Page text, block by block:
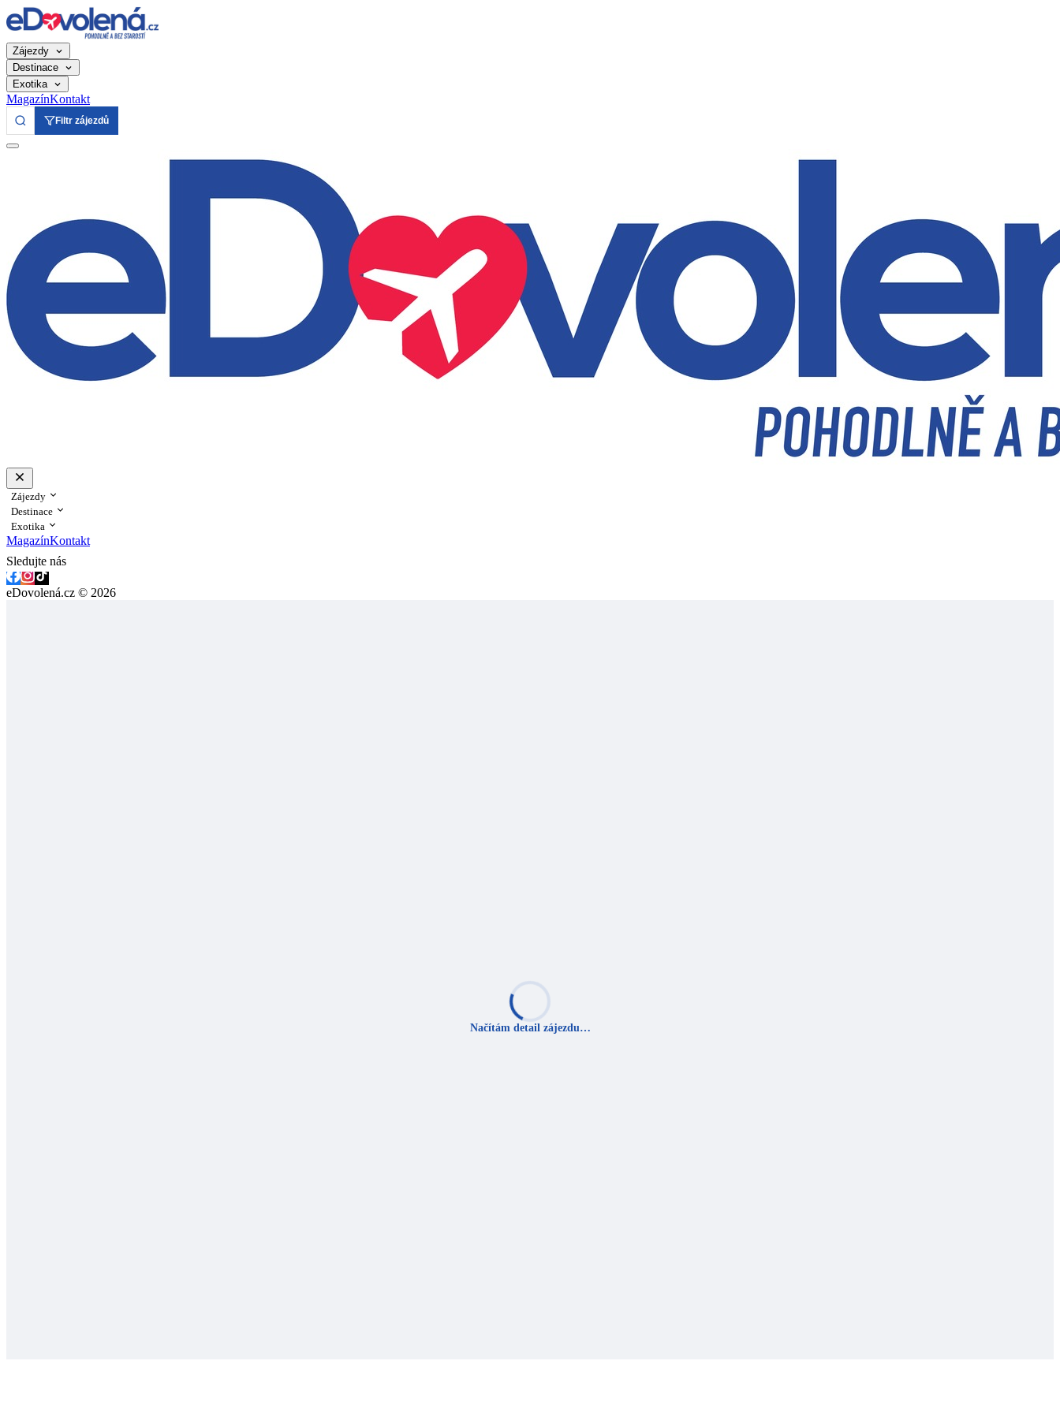
Zájezdy
Destinace
Exotika
MagazínKontakt
Filtr zájezdů
Zájezdy
Destinace
Exotika
MagazínKontakt
Sledujte nás
eDovolená.cz © 2026
Načítám detail zájezdu…